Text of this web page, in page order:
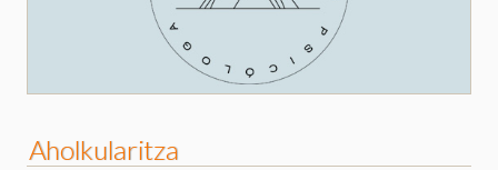
Aholkularitza